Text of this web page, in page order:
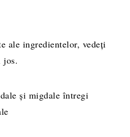
ale ingredientelor, vedeți
jos.